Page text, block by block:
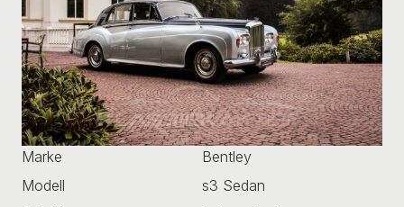
Marke
Bentley
Modell
s3 Sedan